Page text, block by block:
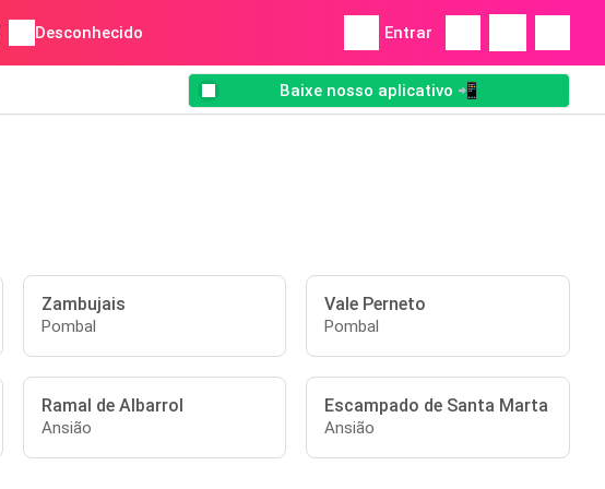
Desconhecido Entrar
Baixe nosso aplicativo 📲
Zambujais
Pombal
Vale Perneto
Pombal
Ramal de Albarrol
Ansião
Escampado de Santa Marta
Ansião